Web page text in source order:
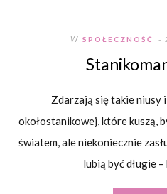
W SPOŁECZNOŚĆ -
Zdarzają się takie niusy
okołostanikowej, które kuszą,
światem, ale niekoniecznie
lubią być długie